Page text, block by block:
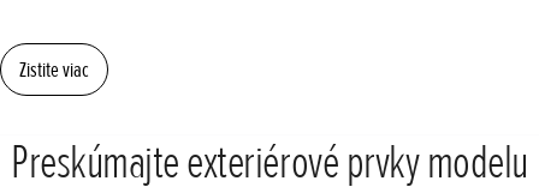
Zistite viac
Preskúmajte exteriérové prvky modelu